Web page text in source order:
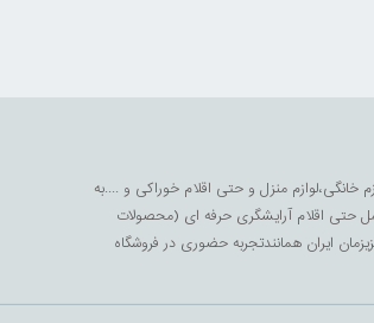
خانگی،لوازم منزل و حتی اقلام خوراکی و ....به
حتی اقلام آرایشگری حرفه ای (محصولات
ایران همانندتجربه حضوری در فروشگاه